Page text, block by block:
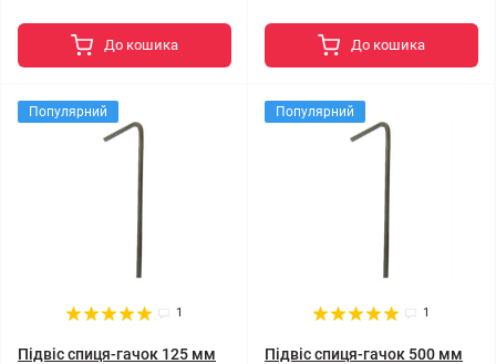
До кошика До кошика
Популярний
1
Підвіс спиця-гачок 125 мм
Популярний
1
Підвіс спиця-гачок 500 мм